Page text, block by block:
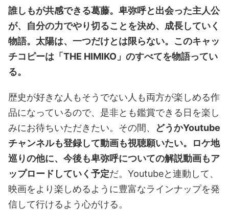
誰しもが共感できる葛藤。卑弥呼と出会った主人公
が、自分の力でやり切ることを決め、成長していく
物語。太陽は、一つだけとは限らない。このキャッ
チコピーは「THE HIMIKO」のすべてを物語ってい
る。
歴史が好きな人もそうでない人も両方が楽しめる作
品になっているので、是非とも鑑賞できる日を楽し
みにお待ちいただきたい。その間、
どうかYoutube
チャンネルも登録して動画も視聴願いたい。ロケ地
巡りの他に、今後も卑弥呼についての解説動画もア
ップロードしていく予定だ。Youtubeと連動して、
映画をより楽しめるように豊富なラインナップを発
信して行けるよう心がける。